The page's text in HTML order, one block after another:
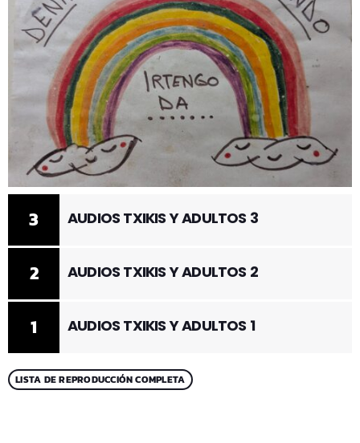
1 AUDIOS TXIKIS Y ADULTOS 1
2 AUDIOS TXIKIS Y ADULTOS 2
3 AUDIOS TXIKIS Y ADULTOS 3
LISTA DE REPRODUCCIÓN COMPLETA